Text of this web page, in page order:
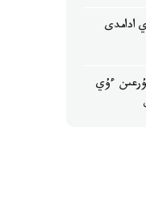
ادامدى
تۇرعىن ءۇي